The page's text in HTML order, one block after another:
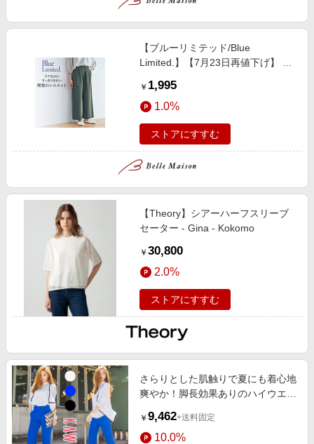
【ブルーリミテッド/Blue
Limited.】【7月23日再値下げ】 さ
ツ
￥ 1,995
1.0%
ストアにすすむ
【Theory】シアーハーフスリーブ
セーター - Gina - Kokomo
￥ 30,800
2.0%
ストアにすすむ
さらりとした肌触りで夏にも着心地
爽やか！脚長効果ありのハイウエス
￥ 9,462+送料固定
10.0%